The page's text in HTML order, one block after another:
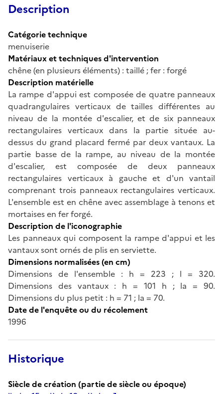
Description
Catégorie technique
menuiserie
Matériaux et techniques d'intervention
chêne (en plusieurs éléments) : taillé ; fer : forgé
Description matérielle
La rampe d'appui est composée de quatre panneaux
quadrangulaires verticaux de tailles différentes au
niveau de la montée d'escalier, et de six panneaux
rectangulaires verticaux dans la partie située au-
dessus du grand placard fermé par deux vantaux. La
partie basse de la rampe, au niveau de la montée
d'escalier, est composée de deux panneaux
rectangulaires verticaux à gauche et d'un vantail
comprenant trois panneaux rectangulaires verticaux.
L'ensemble est en chêne avec assemblage à tenons et
mortaises en fer forgé.
Description de l'iconographie
Les panneaux qui composent la rampe d'appui et les
vantaux sont ornés de plis en serviette.
Dimensions normalisées (en cm)
Dimensions de l'ensemble : h = 223 ; l = 320.
Dimensions des vantaux : h = 101 h ; la = 90.
Dimensions du plus petit : h = 71 ; la = 70.
Date de l'enquête ou du récolement
1996
Historique
Siècle de création (partie de siècle ou époque)